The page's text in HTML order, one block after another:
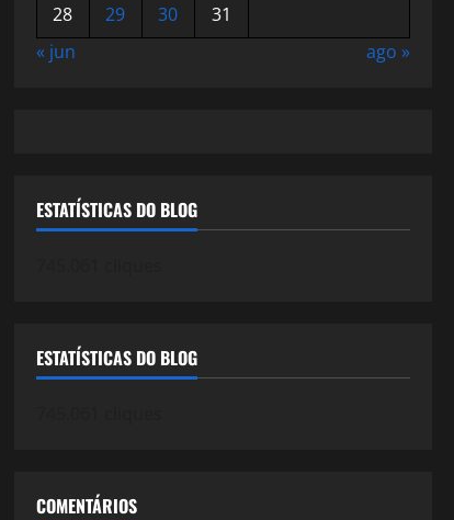
28
29 30
31
« jun
ago »
ESTATÍSTICAS DO BLOG
ESTATÍSTICAS DO BLOG
COMENTÁRIOS